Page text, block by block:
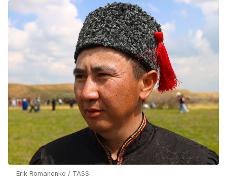
Erik Romanenko / TASS